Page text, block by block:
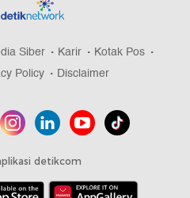
Siber Karir
Kotak Pos
Policy Disclaimer
detikcom